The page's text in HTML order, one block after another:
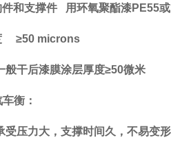
和支撑件 用环氧聚酯漆PE55或
≥50 microns
般干后漆膜涂层厚度≥50微米
衡：
受压力大，支撑时间久，不易变形